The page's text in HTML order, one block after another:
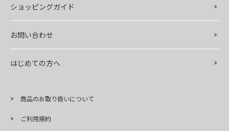
ショッピングガイド
お問い合わせ
はじめての方へ
商品のお取り扱いについて
ご利用規約